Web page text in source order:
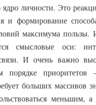
ядро личности. Это
и формирование
максимума пользы.
смысловые оси:
И очень важно
порядке приоритетов
больших массивов
меньшим,